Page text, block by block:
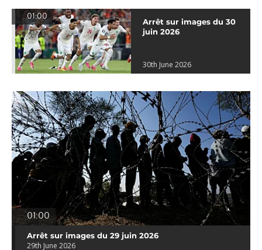
01:00
Arrêt sur images du 30
juin 2026
30th June 2026
01:00
Arrêt sur images du 29 juin 2026
29th June 2026